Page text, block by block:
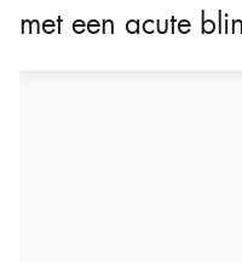
met een acute